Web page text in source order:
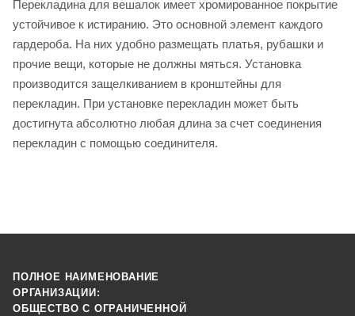
Перекладина для вешалок имеет хромированное покрытие
устойчивое к истиранию. Это основной элемент каждого
гардероба. На них удобно размещать платья, рубашки и
прочие вещи, которые не должны мяться. Установка
производится защелкиванием в кронштейны для
перекладин. При установке перекладин может быть
достигнута абсолютно любая длина за счет соединения
перекладин с помощью соединителя.
ПОЛНОЕ НАИМЕНОВАНИЕ
ОРГАНИЗАЦИИ:
ОБЩЕСТВО С ОГРАНИЧЕННОЙ